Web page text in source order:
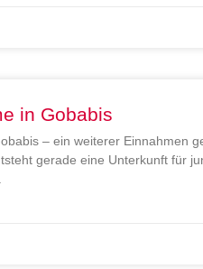
in Gobabis
– ein weiterer Einnahmen
gerade eine Unterkunft für